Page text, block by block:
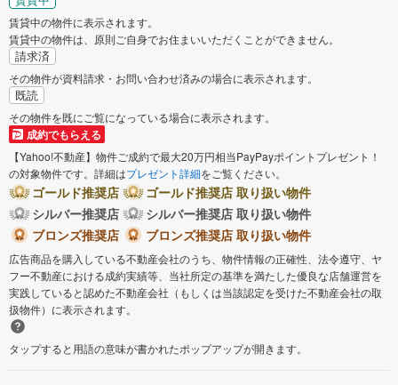
賃貸中の物件に表示されます。
賃貸中の物件は、原則ご自身でお住まいいただくことができません。
請求済
その物件が資料請求・お問い合わせ済みの場合に表示されます。
既読
その物件を既にご覧になっている場合に表示されます。
成約でもらえる
【Yahoo!不動産】物件ご成約で最大20万円相当PayPayポイントプレゼント！
の対象物件です。詳細はプレゼント詳細をご覧ください。
ゴールド推奨店
ゴールド推奨店 取り扱い物件
シルバー推奨店
シルバー推奨店 取り扱い物件
ブロンズ推奨店
ブロンズ推奨店 取り扱い物件
広告商品を購入している不動産会社のうち、物件情報の正確性、法令遵守、ヤ
フー不動産における成約実績等、当社所定の基準を満たした優良な店舗運営を
実践していると認めた不動産会社（もしくは当該認定を受けた不動産会社の取
扱物件）に表示されます。
タップすると用語の意味が書かれたポップアップが開きます。